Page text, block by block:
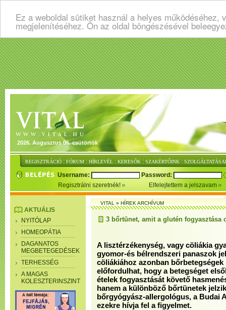
Ez a weboldal sütiket használ a helyes
megjelenítéséhez. Ön az oldal böngészésével
2026. Augusztus 06. csütörtök
REGISZTRÁCIÓ : FÓRUM : HÍRLEVÉL : KERESŐK : SZAKÉRTŐINK :
Username:
Password:
Regisztrálni szeretnék!
Elfelejtettem a jelszavam
AKTUÁLIS
NYITÓLAP
HOMEOPÁTIA
DAGANATOS
MEGBETEGEDÉSEK
TERHESSÉG
A MAGAS
KOLESZTERINSZINT
VITAL»HÍREK ARCHÍVUM
3 bőrtünet, amit a glutén fogyasztása
A lisztérzékenység, vagy cöliákia
gyomor-és bélrendszeri panaszok
cöliákiához azonban
előfordulhat, hogy a betegséget
ételek fogyasztását követő
hanem a különböző bőrtünetek
bőrgyógyász-allergológus, a Budai
ezekre hívja fel a figyelmet.